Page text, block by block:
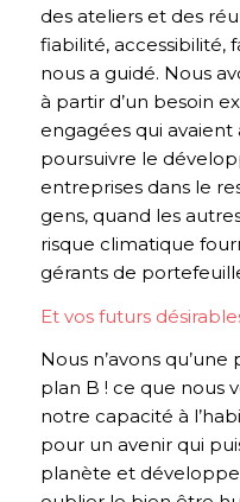
des ateliers et des
fiabilité, accessibilité,
nous a guidé. Nous
à partir d’un besoin
engagées qui
poursuivre le
entreprises dans le
gens, quand les
risque climatique
gérants de
Et vos futurs
Nous n’avons
plan B ! ce que nous
notre capacité à
pour un avenir qui
planète et